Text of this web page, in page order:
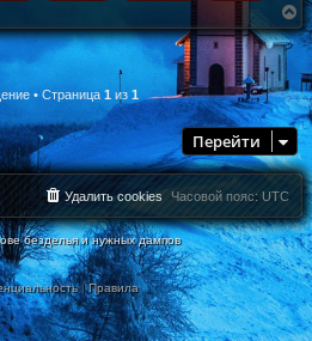
В
е
р
у
т
ь
с
я
к
н
а
ч
а
л
у
• Страница 1из 1
Перейти
Часовой пояс: UTC
Удалить cookies
безделья и нужных дампов
|Правила